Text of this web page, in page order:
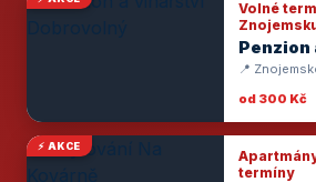
Volné
📍
od 300 Kč
⚡ AKCE
termíny